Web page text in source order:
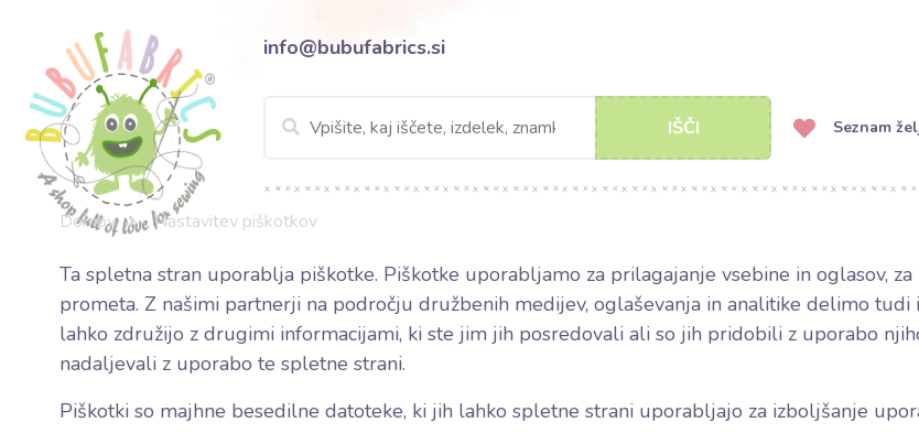
info@bubufabrics.si
IŠČI Seznam
Domov Nastavitev piškotkov
Ta spletna stran uporablja piškotke. Piškotke uporabljamo za prilagajanje vsebine in oglasov,
prometa. Z našimi partnerji na področju družbenih medijev, oglaševanja in analitike delimo
lahko združijo z drugimi informacijami, ki ste jim jih posredovali ali so jih pridobili z uporabo
nadaljevali z uporabo te spletne strani.
Piškotki so majhne besedilne datoteke, ki jih lahko spletne strani uporabljajo za izboljšanje